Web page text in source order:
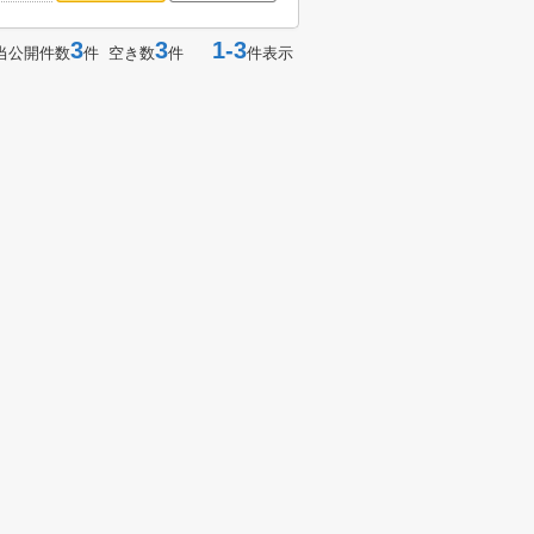
公開件数3件 空き数3件 1-3件表示